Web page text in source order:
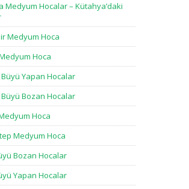
Medyum Hocalar – Kütahya’daki
Medyum Hoca
Hoca
Yapan Hocalar
Bozan Hocalar
Hoca
Medyum Hoca
Bozan Hocalar
Yapan Hocalar